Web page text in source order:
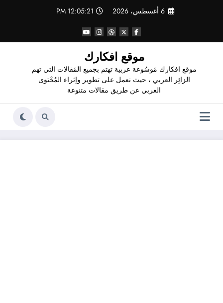
6 أغسطس، 2026 12:05:22 PM
موقع افكارك
موقع افكارك مَوسُوعة عربية تهتم بجميع المَقالات التي تهم
الزائِر العربي ، حيث نعمل على تطوير وإثراء المُحْتوى
العربي عن طريق مقالات متنوعة